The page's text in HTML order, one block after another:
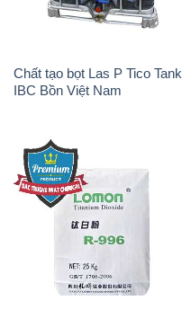
Oxit Titan KA100 – Tio2 Trung